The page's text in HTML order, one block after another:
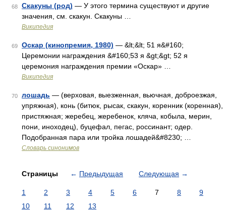
68 Скакуны (род) — У этого термина существуют и другие
значения, см. скакун. Скакуны …
Википедия
69 Оскар (кинопремия, 1980) — &lt;&lt; 51 я&#160;
Церемонии награждения &#160;53 я &gt;&gt; 52 я
церемония награждения премии «Оскар» …
Википедия
70 лошадь — (верховая, выезженная, вьючная, доброезжая,
упряжная), конь (битюк, рысак, скакун, коренник (коренная),
пристяжная; жеребец, жеребенок, кляча, кобыла, мерин,
пони, иноходец), буцефал, пегас, россинант; одер.
Подобранная пара или тройка лошадей&#8230; …
Словарь синонимов
Страницы ← Предыдущая Следующая →
1 2 3 4 5 6 7 8
9
10
11 12 13